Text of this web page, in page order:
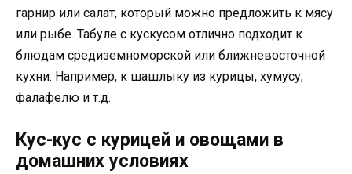
гарнир или салат, который можно предложить к мясу
или рыбе. Табуле с кускусом отлично подходит к
блюдам средиземноморской или ближневосточной
кухни. Например, к шашлыку из курицы, хумусу,
фалафелю и т.д.
Кус-кус с курицей и овощами в
домашних условиях